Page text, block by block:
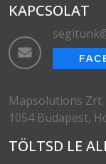
KAPCSOLAT
Mapsolutions Zrt.
1054 Budapest,
TÖLTSD LE